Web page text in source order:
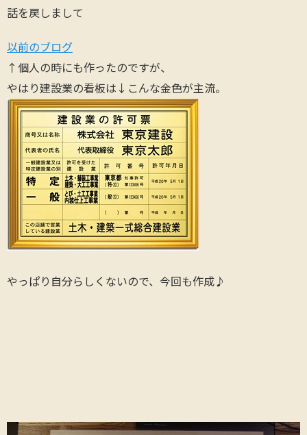
話を戻しまして
以前のブログ
↑個人の時にも作ったのですが、
やはり建設業の看板は↓こんな金色が主流。
やっぱり自分らしくないので、今回も作成♪